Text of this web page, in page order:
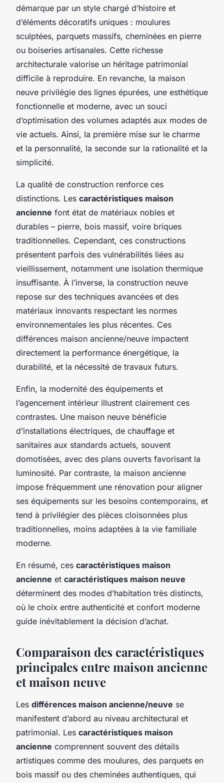
démarque par un style chargé d’histoire et
d’éléments décoratifs uniques : moulures
sculptées, parquets massifs, cheminées en pierre
ou boiseries artisanales. Cette richesse
architecturale valorise un héritage patrimonial
difficile à reproduire. En revanche, la maison
neuve privilégie des lignes épurées, une esthétique
fonctionnelle et moderne, avec un souci
d’optimisation des volumes adaptés aux modes de
vie actuels. Ainsi, la première mise sur le charme
et la personnalité, la seconde sur la rationalité et la
simplicité.
La qualité de construction renforce ces
distinctions. Les caractéristiques maison
ancienne font état de matériaux nobles et
durables – pierre, bois massif, voire briques
traditionnelles. Cependant, ces constructions
présentent parfois des vulnérabilités liées au
vieillissement, notamment une isolation thermique
insuffisante. À l’inverse, la construction neuve
repose sur des techniques avancées et des
matériaux innovants respectant les normes
environnementales les plus récentes. Ces
différences maison ancienne/neuve impactent
directement la performance énergétique, la
durabilité, et la nécessité de travaux futurs.
Enfin, la modernité des équipements et
l’agencement intérieur illustrent clairement ces
contrastes. Une maison neuve bénéficie
d’installations électriques, de chauffage et
sanitaires aux standards actuels, souvent
domotisées, avec des plans ouverts favorisant la
luminosité. Par contraste, la maison ancienne
impose fréquemment une rénovation pour aligner
ses équipements sur les besoins contemporains, et
tend à privilégier des pièces cloisonnées plus
traditionnelles, moins adaptées à la vie familiale
moderne.
En résumé, ces caractéristiques maison
ancienne et caractéristiques maison neuve
déterminent des modes d’habitation très distincts,
où le choix entre authenticité et confort moderne
guide inévitablement la décision d’achat.
Comparaison des caractéristiques
principales entre maison ancienne
et maison neuve
Les différences maison ancienne/neuve se
manifestent d’abord au niveau architectural et
patrimonial. Les caractéristiques maison
ancienne comprennent souvent des détails
artistiques comme des moulures, des parquets en
bois massif ou des cheminées authentiques, qui